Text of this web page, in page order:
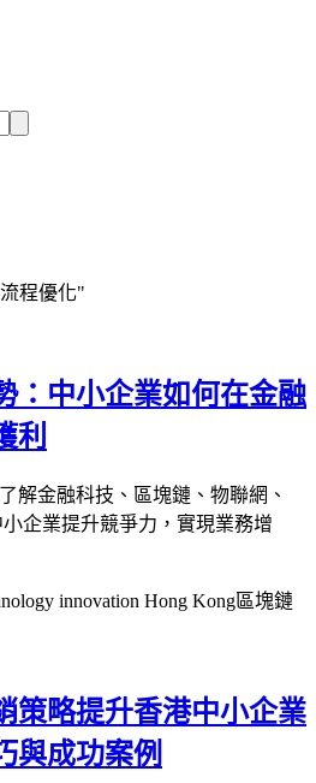
程優化"
：中小企業如何在金融
利
解金融科技、區塊鏈、物聯網、
企業提升競爭力，實現業務增
innovation Hong Kong區塊鏈
策略提升香港中小企業
與成功案例